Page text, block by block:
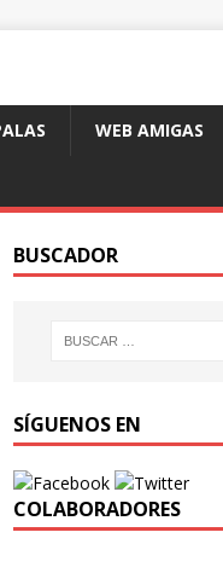
WEB AMIGAS
BUSCADOR
SÍGUENOS EN
COLABORADORES